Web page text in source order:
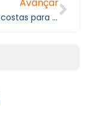
Avançar
Viraram as costas para o Criador do universo